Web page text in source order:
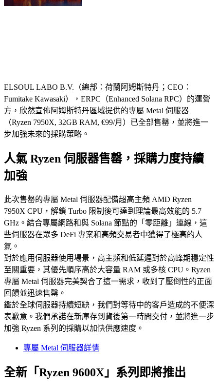
ELSOUL LABO B.V.（總部：荷蘭阿姆斯特丹；CEO：
Fumitake Kawasaki），ERPC（Enhanced Solana RPC）的運營
方，欣然宣佈阿姆斯特丹區域提供的專屬 Metal 伺服器
（Ryzen 7950X, 32GB RAM, €99/月）已全部售罄，並將進一
步加強未來的採購策略。
人氣 Ryzen 伺服器售罄，採購力度持續
加強
此次售罄的專屬 Metal 伺服器配備超高主頻 AMD Ryzen
7950X CPU，解鎖 Turbo 限制後可達到理論最高效能的 5.7
GHz。結合專屬網路和與 Solana 節點的「零距離」連線，這
些伺服器在眾多 DeFi 專案和高頻交易者中獲得了極高的人
氣。
對於應用伺服器使用場景，高主頻和低延遲對於高峰期穩定性
至關重要，其優先順序高於大容量 RAM 或多核 CPU。Ryzen
專屬 Metal 伺服器完美契合了這一需求，收到了壓倒性的正面
回饋並迅速售罄。
鑑於全球伺服器持續短缺，我們對等待中的客戶造成的不便深
表歉意。我們承諾在新庫存到貨後第一時間交付，並將進一步
加強 Ryzen 系列的採購以加快供應速度。
專屬 Metal 伺服器詳情
全新「Ryzen 9600X」系列即將推出